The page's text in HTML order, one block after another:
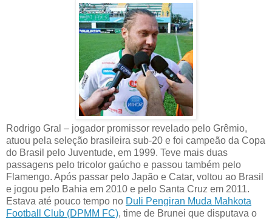
Rodrigo Gral – jogador promissor revelado pelo Grêmio,
atuou pela seleção brasileira sub-20 e foi campeão da Copa
do Brasil pelo Juventude, em 1999. Teve mais duas
passagens pelo tricolor gaúcho e passou também pelo
Flamengo. Após passar pelo Japão e Catar, voltou ao Brasil
e jogou pelo Bahia em 2010 e pelo Santa Cruz em 2011.
Estava até pouco tempo no Duli Pengiran Muda Mahkota
Football Club (DPMM FC), time de Brunei que disputava o